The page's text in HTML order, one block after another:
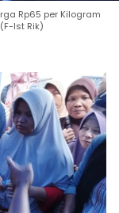
Rp65 per Kilogram
Ist Rik)